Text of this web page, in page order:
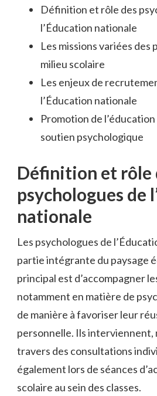
Définition et rôle des
l’Éducation nationale
Les missions variées des
milieu scolaire
Les enjeux de
l’Éducation nationale
Promotion de
soutien psychologique
Définition et rôle
psychologues de
nationale
Les psychologues de
partie intégrante du paysage
principal est d’accompagner
notamment en matière de
de manière à favoriser leur
personnelle. Ils interviennent,
travers des consultations
également lors de séances
scolaire au sein des classes.